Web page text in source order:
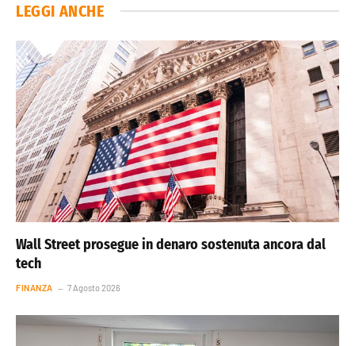
LEGGI ANCHE
Wall Street prosegue in denaro sostenuta ancora dal
tech
FINANZA 7 Agosto 2026